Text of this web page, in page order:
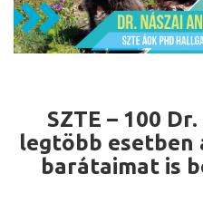
SZTE – 100
legtöbb esetben
barátaimat is